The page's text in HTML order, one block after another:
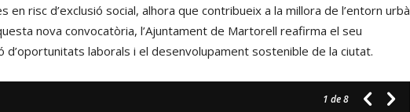
disminuir
el
en risc d’exclusió social, alhora que contribueix a la millora de l’entorn urbà
nova convocatòria, l’Ajuntament de Martorell reafirma el seu
d’oportunitats laborals i el desenvolupament sostenible de la ciutat.
1 de 8